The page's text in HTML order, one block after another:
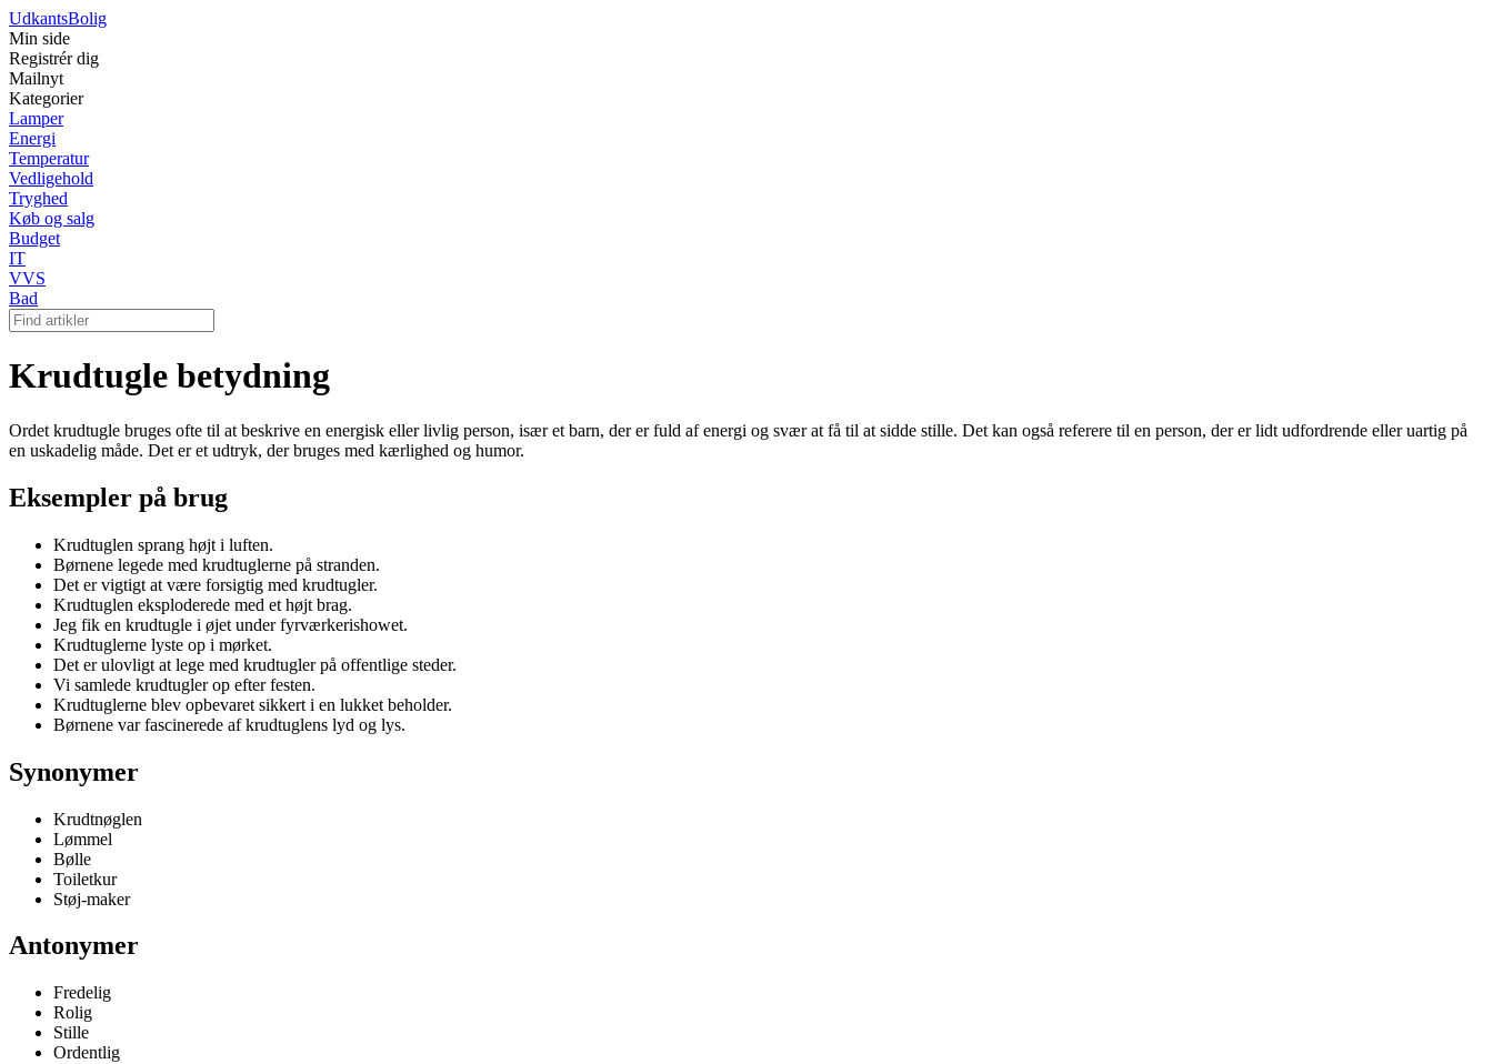
UdkantsBolig
Min side
Registrér dig
Mailnyt
Kategorier
Lamper
Energi
Temperatur
Vedligehold
Tryghed
Køb og salg
Budget
IT
VVS
Bad
Krudtugle betydning
Ordet krudtugle bruges ofte til at beskrive en energisk eller livlig person, især et barn, der er fuld af energi og svær at få til at sidde stille. Det kan også referere til en person, der er lidt udfordrende eller uartig på
en uskadelig måde. Det er et udtryk, der bruges med kærlighed og humor.
Eksempler på brug
Krudtuglen sprang højt i luften.
Børnene legede med krudtuglerne på stranden.
Det er vigtigt at være forsigtig med krudtugler.
Krudtuglen eksploderede med et højt brag.
Jeg fik en krudtugle i øjet under fyrværkerishowet.
Krudtuglerne lyste op i mørket.
Det er ulovligt at lege med krudtugler på offentlige steder.
Vi samlede krudtugler op efter festen.
Krudtuglerne blev opbevaret sikkert i en lukket beholder.
Børnene var fascinerede af krudtuglens lyd og lys.
Synonymer
Krudtnøglen
Lømmel
Bølle
Toiletkur
Støj-maker
Antonymer
Fredelig
Rolig
Stille
Ordentlig